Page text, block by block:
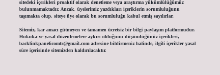
sitedeki içerikleri proaktif olarak denetleme veya araştırma yükümlülüğümüz
bulunmamaktadır. Ancak, üyelerimiz yazdıkları içeriklerin sorumluluğunu
taşımakta olup, siteye üye olarak bu sorumluluğu kabul etmiş sayılırlar.
Sitemiz, kar amacı gütmeyen ve tamamen ücretsiz bir bilgi paylaşım platformudur.
Hukuka ve yasal düzenlemelere aykırı olduğunu düşündüğünüz içerikleri,
backlinkpanelicomtr@gmail.comadresine bildirmeniz halinde, ilgili içerikler yasal
süre içerisinde sitemizden kaldırılacaktır.